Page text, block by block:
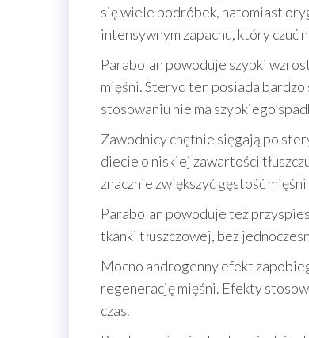
się wiele podróbek, natomiast
intensywnym zapachu, który czuć
Parabolan powoduje szybki
mięśni. Steryd ten posiada bardzo
stosowaniu nie ma szybkiego
Zawodnicy chętnie sięgają po
diecie o niskiej zawartości
znacznie zwiększyć gęstość
Parabolan powoduje też
tkanki tłuszczowej, bez
Mocno androgenny efekt
regenerację mięśni. Efekty
czas.